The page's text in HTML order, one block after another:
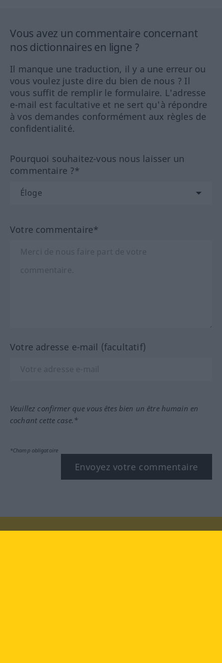
Vous avez un commentaire concernant
nos dictionnaires en ligne ?
Il manque une traduction, il y a une erreur ou
vous voulez juste dire du bien de nous ? Il
vous suffit de remplir le formulaire. L'adresse
e-mail est facultative et ne sert qu'à répondre
à vos demandes conformément aux règles de
confidentialité.
Pourquoi souhaitez-vous nous laisser un
commentaire ?*
Votre commentaire*
Votre adresse e-mail (facultatif)
Veuillez confirmer que vous êtes bien un être humain en
cochant cette case.*
*Champ obligatoire
Envoyez votre commentaire